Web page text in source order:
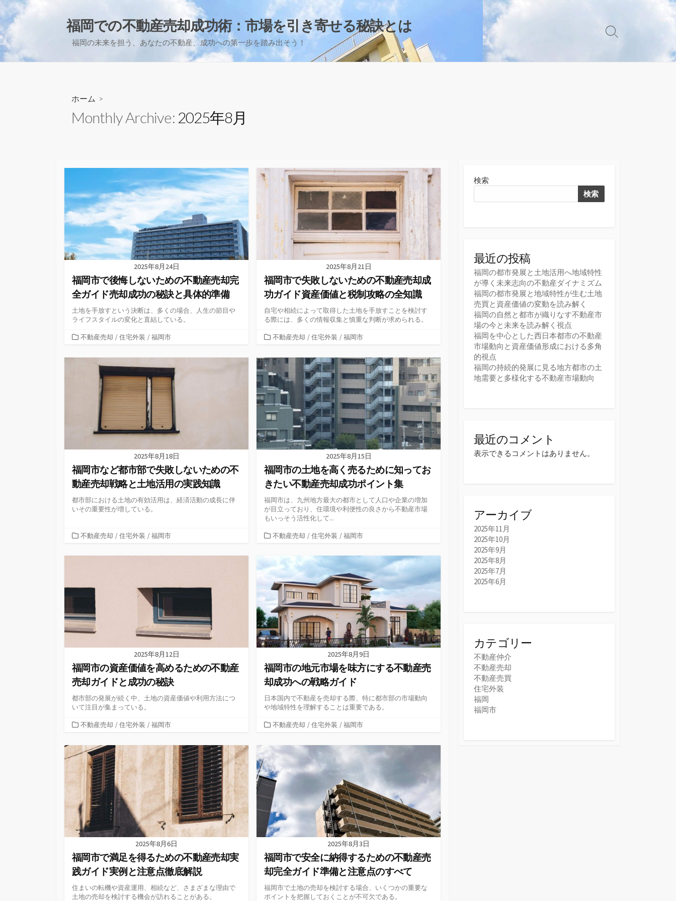
コ
ン
テ
ン
福岡での不動産売却成功術：市場を引き寄せる秘訣とは
福岡の未来を担う、あなたの不動産、成功への第一歩を踏み出そう！
検
ホーム >
Monthly Archive: 2025年8月
2025年8月24日
福岡市で後悔しないための不動産売却完
全ガイド売却成功の秘訣と具体的準備
土地を手放すという決断は、多くの場合、人生の節目や
ライフスタイルの変化と直結している。
カ
ゴ
不動産売却 / 住宅外装 / 福岡市
2025年8月21日
福岡市で失敗しないための不動産売却成
功ガイド資産価値と税制攻略の全知識
自宅や相続によって取得した土地を手放すことを検討す
る際には、多くの情報収集と慎重な判断が求められる。
カ
ゴ
リ
ー
不動産売却 / 住宅外装 / 福岡市
2025年8月18日
福岡市など都市部で失敗しないための不
動産売却戦略と土地活用の実践知識
都市部における土地の有効活用は、経済活動の成長に伴
いその重要性が増している。
カ
ゴ
不動産売却 / 住宅外装 / 福岡市
2025年8月15日
福岡市の土地を高く売るために知ってお
きたい不動産売却成功ポイント集
福岡市は、九州地方最大の都市として人口や企業の増加
が目立っており、住環境や利便性の良さから不動産市場
もいっそう活性化して...
カ
ー
不動産売却 / 住宅外装 / 福岡市
2025年8月12日
福岡市の資産価値を高めるための不動産
売却ガイドと成功の秘訣
都市部の発展が続く中、土地の資産価値や利用方法につ
いて注目が集まっている。
カ
ゴ
リ
不動産売却 / 住宅外装 / 福岡市
2025年8月9日
福岡市の地元市場を味方にする不動産売
却成功への戦略ガイド
日本国内で不動産を売却する際、特に都市部の市場動向
や地域特性を理解することは重要である。
カ
ゴ
リ
ー
不動産売却 / 住宅外装 / 福岡市
2025年8月6日
福岡市で満足を得るための不動産売却実
践ガイド実例と注意点徹底解説
住まいの転機や資産運用、相続など、さまざまな理由で
土地の売却を検討する機会が訪れることがある。
2025年8月3日
福岡市で安全に納得するための不動産売
却完全ガイド準備と注意点のすべて
福岡市で土地の売却を検討する場合、いくつかの重要な
ポイントを把握しておくことが不可欠である。
検索
検索
最近の投稿
福岡の都市発展と土地活用へ地域特性
が導く未来志向の不動産ダイナミズム
福岡の都市発展と地域特性が生む土地
売買と資産価値の変動を読み解く
福岡の自然と都市が織りなす不動産市
場の今と未来を読み解く視点
福岡を中心とした西日本都市の不動産
市場動向と資産価値形成における多角
的視点
福岡の持続的発展に見る地方都市の土
地需要と多様化する不動産市場動向
最近のコメント
表示できるコメントはありません。
アーカイブ
2025年11月
2025年10月
2025年9月
2025年8月
2025年7月
2025年6月
カテゴリー
不動産仲介
不動産売却
不動産売買
住宅外装
福岡
福岡市